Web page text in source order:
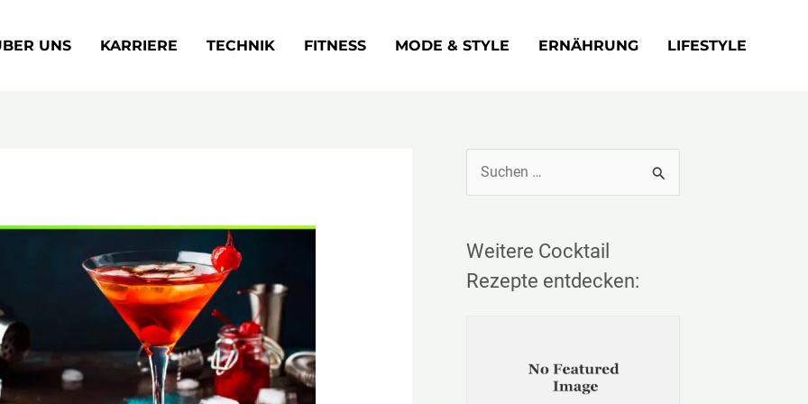
UNS KARRIERE TECHNIK FITNESS MODE & STYLE ERNÄHRUNG LIFESTYLE
u
h
e
Weitere Cocktail
Rezepte entdecken: